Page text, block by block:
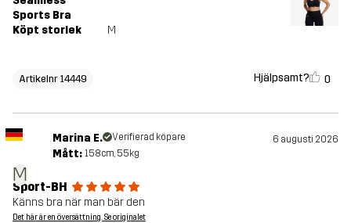
Sports Bra
Köpt storlek
M
Artikelnr 14449 Hjälpsamt? 0
M
Marina E. Verifierad köpare 6 augusti 2026
Mått: 158cm, 55kg
Sport-BH
Känns bra när man bär den
Det här är en översättning. Se originalet